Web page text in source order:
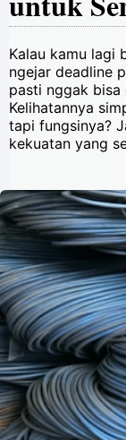
Kalau kamu lagi
ngejar deadline
pasti nggak bisa
Kelihatannya
tapi fungsinya?
kekuatan yang